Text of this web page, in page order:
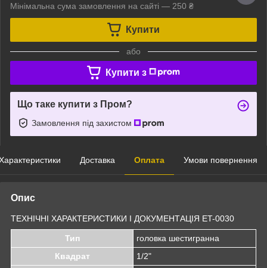
Мінімальна сума замовлення на сайті — 250 ₴
Купити
або
Купити з
Що таке купити з Пром?
Замовлення під захистом
Доставка Оплата Умови повернення
Опис
ТЕХНІЧНІ ХАРАКТЕРИСТИКИ І ДОКУМЕНТАЦІЯ ET-0030
Тип
головка шестигранна
Квадрат
1/2"